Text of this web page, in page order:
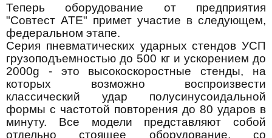
Теперь оборудование от предприятия
"Совтест АТЕ" примет участие в следующем,
федеральном этапе.
Серия пневматических ударных стендов УСП
грузоподъемностью до 500 кг и ускорением до
2000g - это высокоскоростные стенды, на
которых возможно воспроизвести
классический удар полусинусоидальной
формы с частотой повторения до 80 ударов в
минуту. Все модели представляют собой
отдельно стоящее оборудование, со